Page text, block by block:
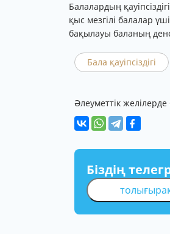
Балалардың
қыс мезгілі балалар
бақылауы баланың
Бала қауіпсіздігі
Әлеуметтік желілерде
Біздің